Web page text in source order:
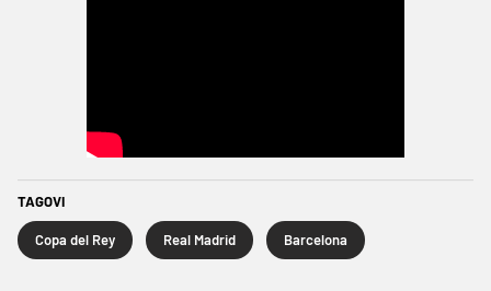
TAGOVI
Copa del Rey Real Madrid Barcelona